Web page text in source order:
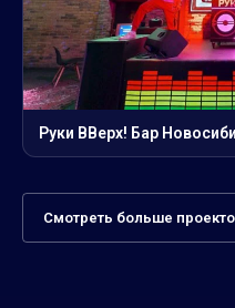
Руки ВВерх! Бар
Смотреть больше